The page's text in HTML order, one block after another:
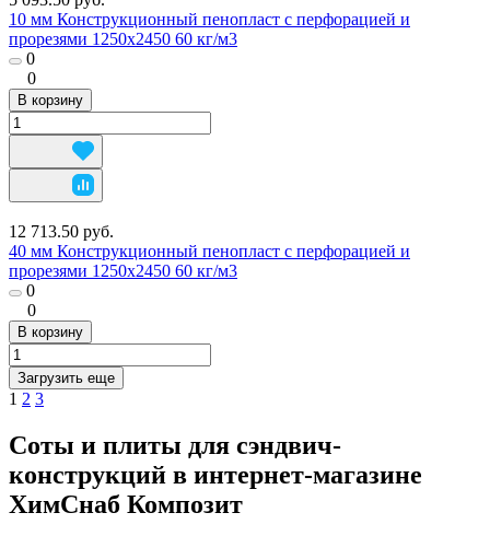
10 мм Конструкционный пенопласт с перфорацией и
прорезями 1250х2450 60 кг/м3
0
0
В корзину
12 713.50 руб.
40 мм Конструкционный пенопласт с перфорацией и
прорезями 1250х2450 60 кг/м3
0
0
В корзину
Загрузить еще
1 2 3
Соты и плиты для сэндвич-
конструкций в интернет-магазине
ХимСнаб Композит